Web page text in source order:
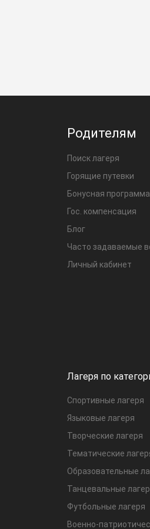
Родителям
Поиск лагеря
Горящие путевки
Бонусная программа
Гос. компенсация
Блог
Часто задаваемые
Личный кабинет
Лагеря по
Спортивные лагеря
Языковые лагеря
Творческие лагеря
Тематические
Образовательные
Танцевальные
Футбольные лагеря
Военно-